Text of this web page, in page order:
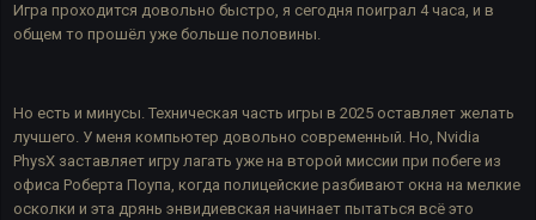
Игра проходится довольно быстро, я сегодня поиграл 4 часа, и в
общем то прошёл уже больше половины.
Но есть и минусы. Техническая часть игры в 2025 оставляет желать
лучшего. У меня компьютер довольно современный. Но, Nvidia
PhysX заставляет игру лагать уже на второй миссии при побеге из
офиса Роберта Поупа, когда полицейские разбивают окна на мелкие
осколки и эта дрянь энвидиевская начинает пытаться всё это